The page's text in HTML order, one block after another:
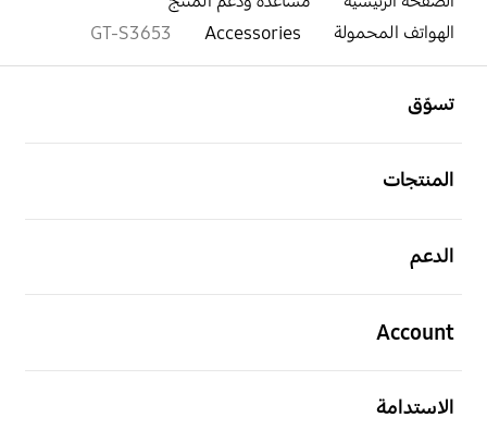
الهواتف المحمولة
Accessories
GT-S3653
تسوّق
المنتجات
الدعم
Account
الاستدامة